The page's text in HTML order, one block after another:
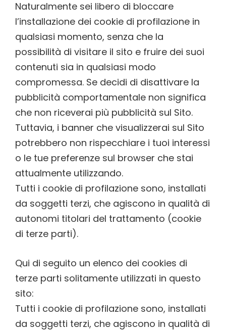
Naturalmente sei libero di bloccare
l’installazione dei cookie di profilazione in
qualsiasi momento, senza che la
possibilità di visitare il sito e fruire dei suoi
contenuti sia in qualsiasi modo
compromessa. Se decidi di disattivare la
pubblicità comportamentale non significa
che non riceverai più pubblicità sul Sito.
Tuttavia, i banner che visualizzerai sul Sito
potrebbero non rispecchiare i tuoi interessi
o le tue preferenze sul browser che stai
attualmente utilizzando.
Tutti i cookie di profilazione sono, installati
da soggetti terzi, che agiscono in qualità di
autonomi titolari del trattamento (cookie
di terze parti).
Qui di seguito un elenco dei cookies di
terze parti solitamente utilizzati in questo
sito:
Tutti i cookie di profilazione sono, installati
da soggetti terzi, che agiscono in qualità di